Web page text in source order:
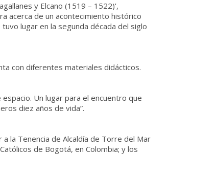
y Elcano (1519 – 1522)',
acerca de un acontecimiento histórico
lugar en la segunda década del siglo
con diferentes materiales didácticos.
Un lugar para el encuentro que
diez años de vida”.
la Tenencia de Alcaldía de Torre del Mar
de Bogotá, en Colombia; y los